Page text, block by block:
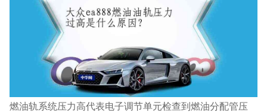
燃油轨系统压力高代表电子调节单元检查到燃油分配管压